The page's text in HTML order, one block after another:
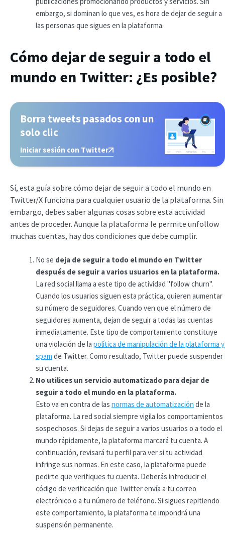
embargo, si dominan lo que ves, es hora de dejar de seguir a
las personas que sigues en la plataforma.
Cómo dejar de seguir a todo el
mundo en Twitter: ¿Es posible?
Borra tweets pasados con un
solo clic
Iniciar sesión con Twitter
Sí, esta guía sobre cómo dejar de seguir a todo el mundo en
Twitter/X funciona para cualquier usuario de la plataforma. Sin
embargo, debes saber algunas cosas sobre esta actividad
antes de proceder. Aunque la plataforma le permite unfollow
muchas cuentas, hay dos condiciones que debe cumplir.
No se deja de seguir a todo el mundo en Twitter
después de seguir a varios usuarios en la plataforma.
La red social llama a este tipo de actividad "follow churn".
Cuando los usuarios siguen esta práctica, quieren aumentar
su número de seguidores. Cuando ven que el número de
seguidores aumenta, dejan de seguir a todas las cuentas
inmediatamente. Este tipo de comportamiento constituye
una violación de la política de manipulación de la plataforma y
spam de Twitter. Como resultado, Twitter puede suspender
su cuenta.
No utilices un servicio automatizado para dejar de
seguir a todo el mundo en la plataforma.
Esto va en contra de las normas de automatización de la
plataforma. La red social siempre vigila los comportamientos
sospechosos. Si dejas de seguir a varios usuarios o a todo el
mundo rápidamente, la plataforma marcará tu cuenta. A
continuación, revisará tu perfil para ver si tu actividad
infringe sus normas. En este caso, la plataforma puede
pedirte que verifiques tu cuenta. Deberás introducir el
código de verificación que Twitter envía a tu correo
electrónico o a tu número de teléfono. Si sigues repitiendo
este comportamiento, la plataforma te impondrá una
suspensión permanente.